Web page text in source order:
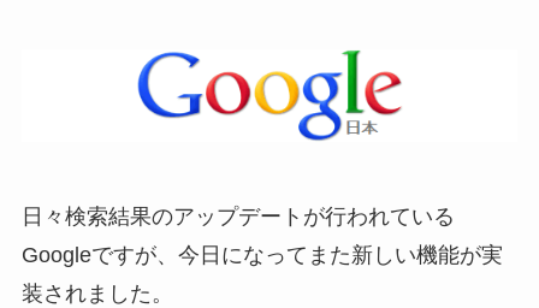
日々検索結果のアップデートが行われている
Googleですが、今日になってまた新しい機能が実
装されました。